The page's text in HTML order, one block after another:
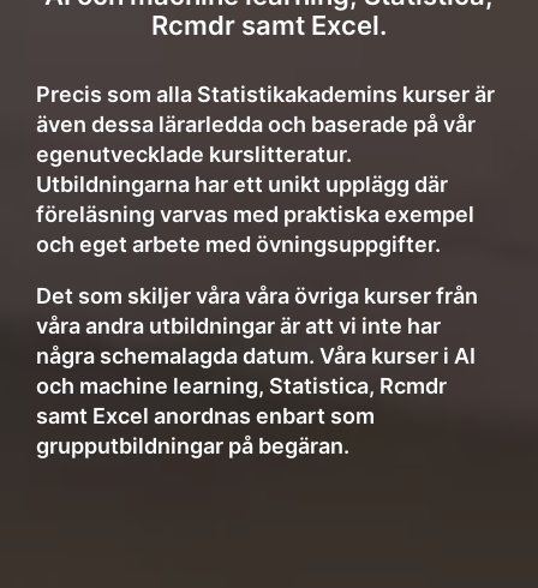
Rcmdr samt Excel.
Precis som alla Statistikakademins kurser är
även dessa lärarledda och baserade på vår
egenutvecklade kurslitteratur.
Utbildningarna har ett unikt upplägg där
föreläsning varvas med praktiska exempel
och eget arbete med övningsuppgifter.
Det som skiljer våra våra övriga kurser från
våra andra utbildningar är att vi inte har
några schemalagda datum. Våra kurser i AI
och machine learning, Statistica, Rcmdr
samt Excel anordnas enbart som
grupputbildningar på begäran.